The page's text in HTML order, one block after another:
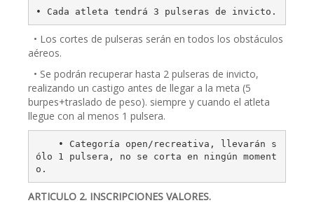
• Cada atleta tendrá 3 pulseras de invicto.
• Los cortes de pulseras serán en todos los obstáculos
aéreos.
• Se podrán recuperar hasta 2 pulseras de invicto,
realizando un castigo antes de llegar a la meta (5
burpes+traslado de peso). siempre y cuando el atleta
llegue con al menos 1 pulsera.
ólo 1 pulsera, no se corta en ningún moment
o.
ARTICULO 2. INSCRIPCIONES VALORES.